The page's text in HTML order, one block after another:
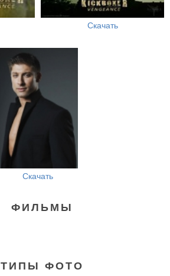
Скачать
Скачать
ФИЛЬМЫ
ТИПЫ ФОТО